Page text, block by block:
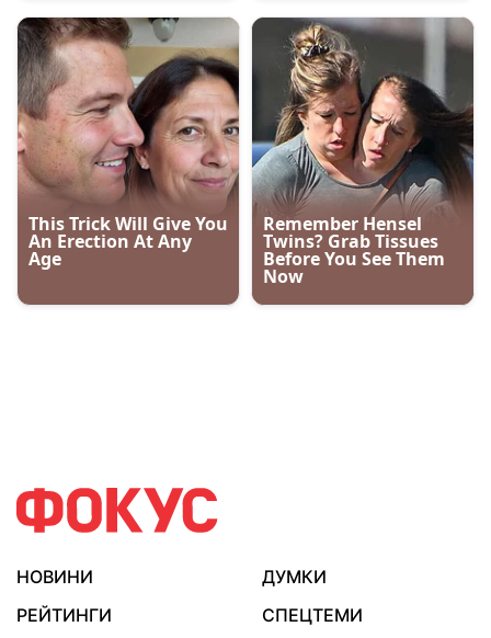
НОВИНИ
ДУМКИ
РЕЙТИНГИ
СПЕЦТЕМИ